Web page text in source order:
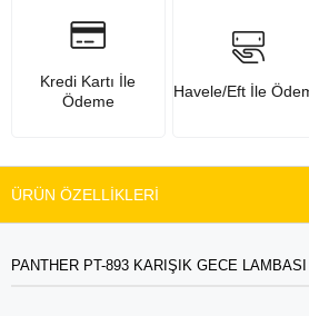
Kredi Kartı İle
Ödeme
Havele/Eft İle
ÜRÜN ÖZELLIKLERI
PANTHER PT-893 KARIŞIK GECE